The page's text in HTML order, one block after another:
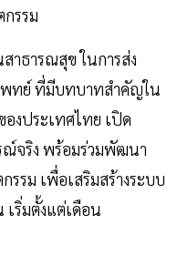
รรม
าธารณสุข ในการส่ง
พทย์ ที่มีบทบาทสำคัญใน
งประเทศไทย เปิด
ณ์จริง พร้อมร่วมพัฒนา
รรม เพื่อเสริมสร้างระบบ
ริ่มตั้งแต่เดือน